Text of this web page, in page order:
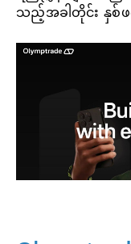
သည့်အခါတိုင်း နှစ်